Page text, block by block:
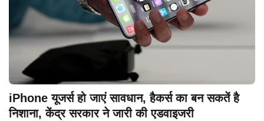
iPhone यूजर्स हो जाएं सावधान, हैकर्स का बन सकतें है
निशाना, केंद्र सरकार ने जारी की एडवाइजरी